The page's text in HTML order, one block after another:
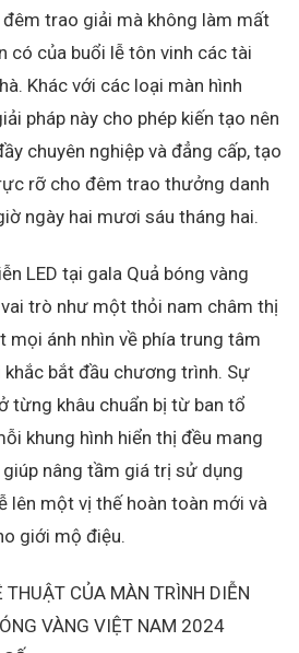
trao giải mà không làm mất
có của buổi lễ tôn vinh các tài
Khác với các loại màn hình
pháp này cho phép kiến tạo nên
chuyên nghiệp và đẳng cấp, tạo
rỡ cho đêm trao thưởng danh
ngày hai mươi sáu tháng hai.
LED tại gala Quả bóng vàng
trò như một thỏi nam châm thị
mọi ánh nhìn về phía trung tâm
bắt đầu chương trình. Sự
từng khâu chuẩn bị từ ban tổ
khung hình hiển thị đều mang
nâng tầm giá trị sử dụng
lên một vị thế hoàn toàn mới và
giới mộ điệu.
THUẬT CỦA MÀN TRÌNH DIỄN
VÀNG VIỆT NAM 2024